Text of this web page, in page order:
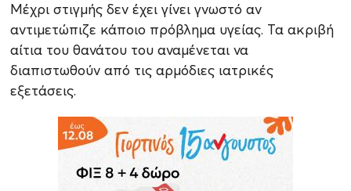
Μέχρι στιγμής δεν έχει γίνει γνωστό αν
αντιμετώπιζε κάποιο πρόβλημα υγείας. Τα ακριβή
αίτια του θανάτου του αναμένεται να
διαπιστωθούν από τις αρμόδιες ιατρικές
εξετάσεις.